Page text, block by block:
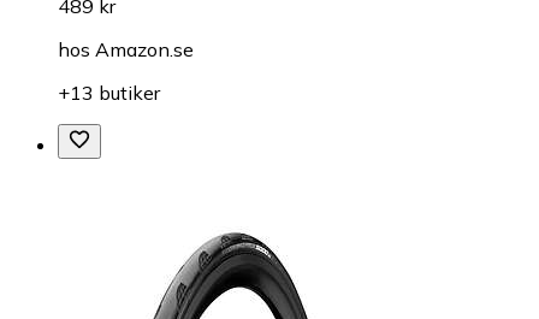
489 kr
hos Amazon.se
+13 butiker